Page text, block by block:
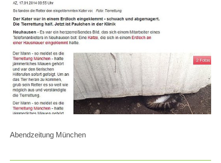
Abendzeitung München